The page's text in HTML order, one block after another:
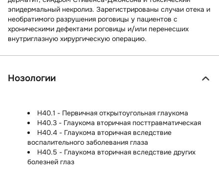
эпидермальный некролиз. Зарегистрированы случаи отека и
необратимого разрушения роговицы у пациентов с
хроническими дефектами роговицы и/или перенесших
внутриглазную хирургическую операцию.
Нозологии
H40.1 - Первичная открытоугольная глаукома
H40.3 - Глаукома вторичная посттравматическая
H40.4 - Глаукома вторичная вследствие
воспалительного заболевания глаза
H40.5 - Глаукома вторичная вследствие других
болезней глаз